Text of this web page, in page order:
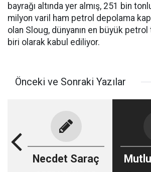
bayrağı altında yer almış, 251 bin
milyon varil ham petrol depolama
olan Sloug, dünyanın en büyük
biri olarak kabul ediliyor.
Önceki ve Sonraki Yazılar
Necdet Saraç